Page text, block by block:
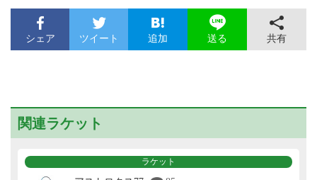
シェア ツイート 追加 送る 共有
関連ラケット
ラケット